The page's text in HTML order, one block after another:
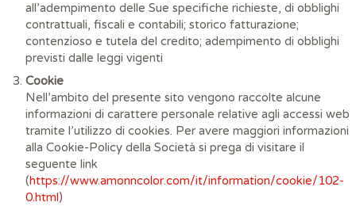
all’adempimento delle Sue specifiche richieste, di obblighi
contrattuali, fiscali e contabili; storico fatturazione;
contenzioso e tutela del credito; adempimento di obblighi
previsti dalle leggi vigenti
Cookie
Nell’ambito del presente sito vengono raccolte alcune
informazioni di carattere personale relative agli accessi web
tramite l’utilizzo di cookies. Per avere maggiori informazioni
alla Cookie-Policy della Società si prega di visitare il
seguente link
(https://www.amonncolor.com/it/information/cookie/102-
0.html)